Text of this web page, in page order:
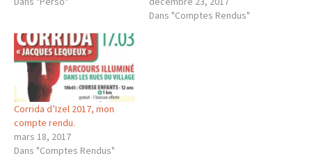
Dans "Comptes Rendus"
Corrida d’Izel 2017, mon
compte rendu.
mars 18, 2017
Dans "Comptes Rendus"